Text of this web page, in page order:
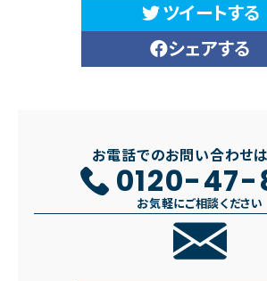
ツイートする
シェアする
お電話でのお問い合わせ
0120-47-
お気軽にご相談ください